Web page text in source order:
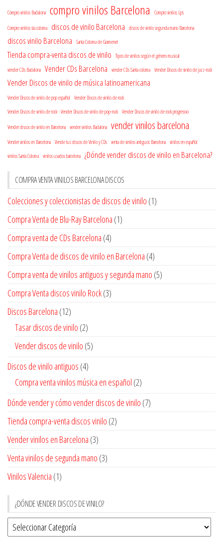
Compro vinilos Badalona compro vinilos Barcelona Compro vinilos Lps
Compro vinilos sta coloma discos de vinilo Barcelona discos de vinilo segunda mano Barcelona
discos vinilo Barcelona Santa Coloma de Gramenet
Tienda compra-venta discos de vinilo
Tipos de vinilos según el género musical
vender CDs Badalona Vender CDs Barcelona vender CDs Santa coloma Vender Discos de vinilo de jazz-rock
Vender Discos de vinilo de música latinoamericana
Vender Discos de vinilo de pop español
Vender Discos de vinilo de rock
Vender Discos de vinilo de rock - Vender Discos de vinilo de pop-rock Vender Discos de vinilo de rock progresivo
Vender discos de vinilo en Barcelona vender vinilos Badalona vender vinilos barcelona
Vender vinilos en Barcelona Vende tus discos de Vinilo y CDs venta de vinilos antiguos Barcelona vinilos en español
vinilos Santa Coloma vinilos usados barcelona ¿Dónde vender discos de vinilo en Barcelona?
COMPRA VENTA VINILOS BARCELONA DISCOS
Colecciones y coleccionistas de discos de vinilo (1)
Compra Venta de Blu-Ray Barcelona (1)
Compra venta de CDs Barcelona (4)
Compra Venta de discos de vinilo en Barcelona (4)
Compra venta de vinilos antiguos y segunda mano (5)
Compra Venta discos vinilo Rock(3)
Discos Barcelona (12)
Tasar discos de vinilo (2)
Vender discos de vinilo (5)
Discos de vinilo antiguos (4)
Compra venta vinilos música en español (2)
Dónde vender y cómo vender discos de vinilo (7)
Tienda compra-venta discos vinilo (2)
Vender vinilos en Barcelona (3)
Venta vinilos de segunda mano (3)
Vinilos Valencia (1)
¿DÓNDE VENDER DISCOS DE VINILO?